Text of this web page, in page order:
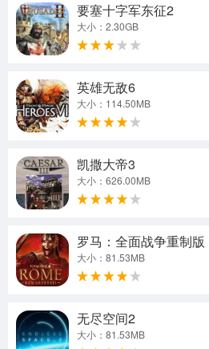
要塞十字军东征2
大小：2.30GB
英雄无敌6
大小：114.50MB
凯撒大帝3
大小：626.00MB
罗马：全面战争重制版
大小：81.53MB
无尽空间2
大小：81.53MB